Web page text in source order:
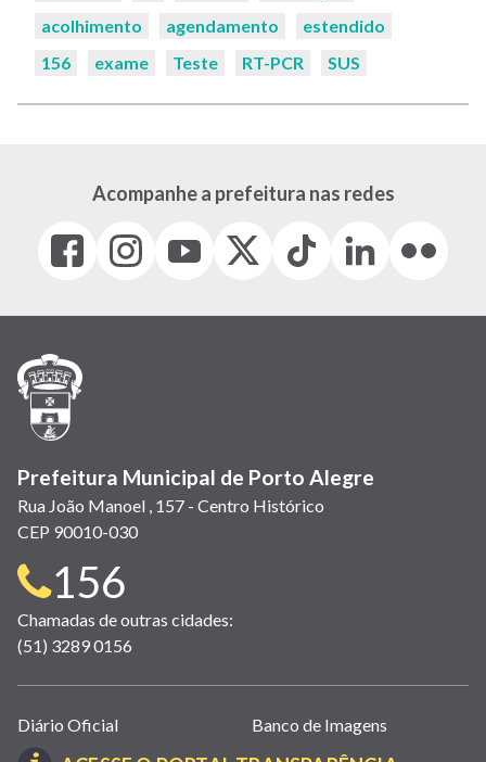
acolhimento
agendamento
estendido
156
exame Teste RT-PCR SUS
Acompanhe a prefeitura nas redes
Facebook
(link
em
janela)
Instagram
(link
em
(link
em
(Antigo
(link
Tiktok
(link
em
LinkedIn
(link
em
(link
em
Prefeitura Municipal de Porto Alegre
Rua João Manoel , 157 - Centro Histórico
CEP 90010-030
Telefone
para
contato:
156
Chamadas de outras cidades:
(51) 3289 0156
Links
úteis
Diário Oficial Banco de Imagens